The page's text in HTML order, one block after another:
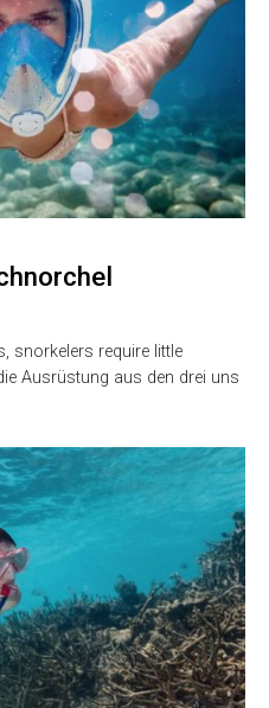
snorkelers require little
Ausrüstung aus den drei uns